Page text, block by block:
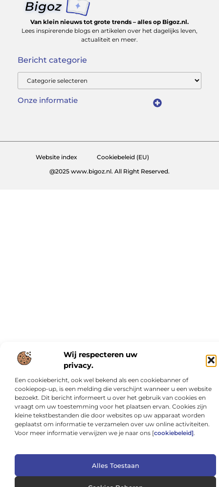
Wij respecteren uw
privacy.
Een cookiebericht, ook wel bekend als een cookiebanner of
cookiepop-up, is een melding die verschijnt wanneer u een website
bezoekt. Dit bericht informeert u over het gebruik van cookies en
vraagt om uw toestemming voor het plaatsen ervan. Cookies zijn
kleine tekstbestanden die door websites op uw apparaat worden
geplaatst om informatie te verzamelen over uw online activiteiten.
Voor meer informatie verwijzen we je naar ons [cookiebeleid].
Alles Toestaan
Van klein nieuws tot grote trends – alles op Bigoz.nl.
Lees inspirerende blogs en artikelen over het dagelijks leven,
actualiteit en meer.
Bericht categorie
Onze informatie
Website index
Cookiebeleid (EU)
@2025 www.bigoz.nl. All Right Reserved.